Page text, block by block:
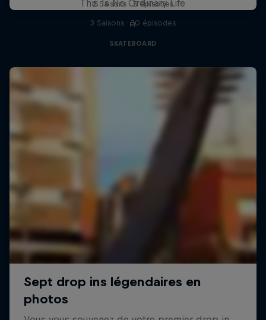
2 Saisons · 5 épisodes
F1
This Is No Ordinary Life
3 Saisons · 30 épisodes
SKATEBOARD